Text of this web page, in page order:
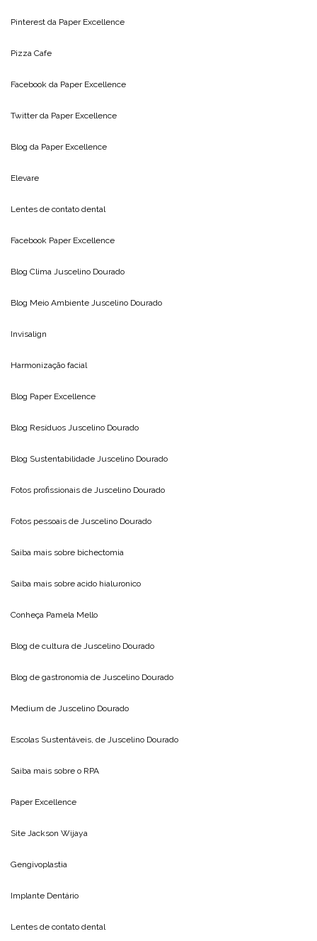
Pinterest da Paper Excellence
Pizza Cafe
Facebook da Paper Excellence
Twitter da Paper Excellence
Blog da Paper Excellence
Elevare
Lentes de contato dental
Facebook Paper Excellence
Blog Clima Juscelino Dourado
Blog Meio Ambiente Juscelino Dourado
Invisalign
Harmonização facial
Blog Paper Excellence
Blog Resíduos Juscelino Dourado
Blog Sustentabilidade Juscelino Dourado
Fotos profissionais de Juscelino Dourado
Fotos pessoais de Juscelino Dourado
Saiba mais sobre bichectomia
Saiba mais sobre acido hialuronico
Conheça Pamela Mello
Blog de cultura de Juscelino Dourado
Blog de gastronomia de Juscelino Dourado
Medium de Juscelino Dourado
Escolas Sustentáveis, de Juscelino Dourado
Saiba mais sobre o RPA
Paper Excellence
Site Jackson Wijaya
Gengivoplastia
Implante Dentário
Lentes de contato dental